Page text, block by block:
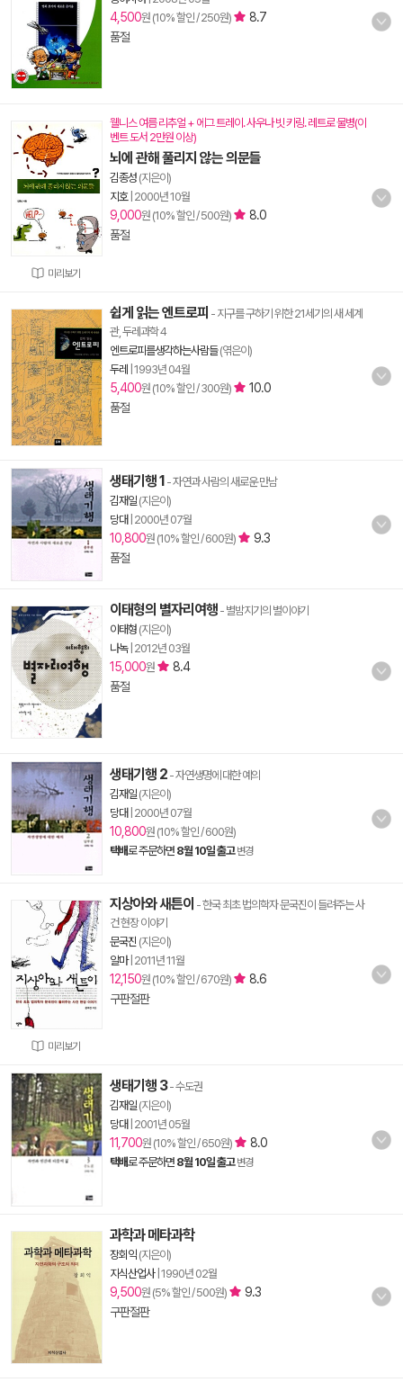
4,500원 (10% 할인 / 250원)
8.7
품절
미리보기
웰니스 여름 리추얼 + 에그 트레이. 사우나 빗 키링. 레트로 물병(이
벤트 도서 2만원 이상)
뇌에 관해 풀리지 않는 의문들
김종성 (지은이)
지호| 2000년 10월
9,000원 (10% 할인 / 500원)
8.0
품절
쉽게 읽는 엔트로피 - 지구를 구하기 위한 21세기의 새 세계
관, 두레과학 4
엔트로피를생각하는사람들(엮은이)
두레
1993년 04월
5,400원 (10% 할인 / 300원)
10.0
품절
생태기행 1 - 자연과 사람의 새로운 만남
김재일 (지은이)
당대 2000년 07월
10,800원 (10% 할인 / 600원)
9.3
품절
이태형의 별자리여행 - 별밤지기의 별이야기
이태형 (지은이)
나녹| 2012년 03월
15,000원
8.4
품절
생태기행 2 - 자연생명에 대한 예의
김재일 (지은이)
당대 2000년 07월
10,800원 (10% 할인 / 600원)
택배로 주문하면 8월 10일 출고 변경
미리보기
지상아와 새튼이 - 한국 최초 법의학자 문국진이 들려주는 사
건 현장 이야기
문국진 (지은이)
알마| 2011년 11월
12,150원 (10% 할인 / 670원)
8.6
구판절판
생태기행 3- 수도권
김재일 (지은이)
당대 2001년 05월
11,700원 (10% 할인 / 650원) 8.0
택배로 주문하면 8월 10일 출고 변경
과학과 메타과학
장회익 (지은이)
지식산업사| 1990년 02월
9,500원 (5% 할인 / 500원)
9.3
구판절판